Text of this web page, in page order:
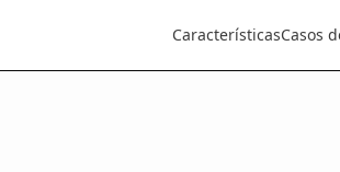
CaracterísticasCasos